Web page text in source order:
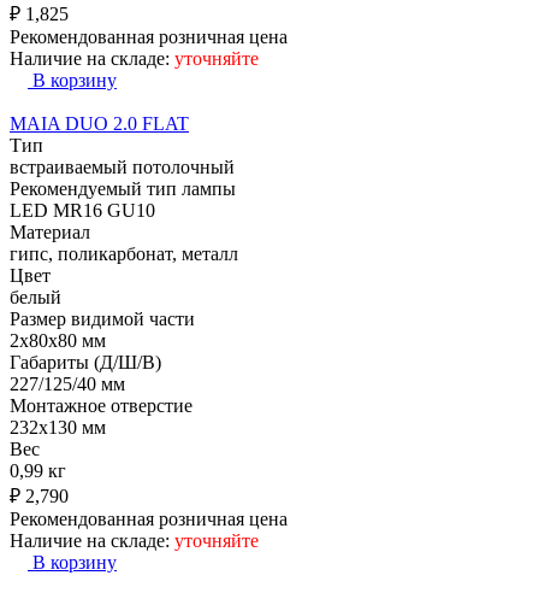
₽ 1,825
Рекомендованная розничная цена
Наличие на складе: уточняйте
В корзину
MAIA DUO 2.0 FLAT
Тип
встраиваемый потолочный
Рекомендуемый тип лампы
LED MR16 GU10
Материал
гипс, поликарбонат, металл
Цвет
белый
Размер видимой части
2x80x80 мм
Габариты (Д/Ш/В)
227/125/40 мм
Монтажное отверстие
232x130 мм
Вес
0,99 кг
₽ 2,790
Рекомендованная розничная цена
Наличие на складе: уточняйте
В корзину